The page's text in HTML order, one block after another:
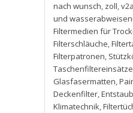
nach wunsch, zoll,v2a
und
Filtermedien für
Filterschläuche,
Filterpatronen,
Taschenfiltereinsätze
Glasfasermatten,
Deckenfilter,
Klimatechnik,